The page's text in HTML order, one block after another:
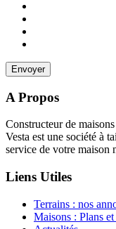
A Propos
Constructeur de
Vesta est une société à
service de votre maison
Liens Utiles
Terrains : nos
Maisons : Plans